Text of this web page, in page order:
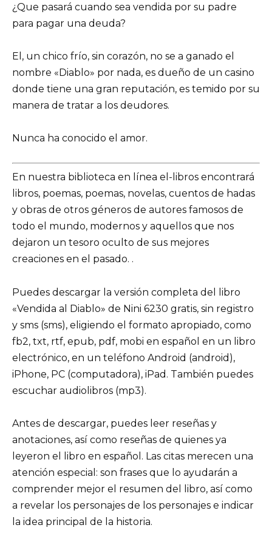
¿Que pasará cuando sea vendida por su padre
para pagar una deuda?
El, un chico frío, sin corazón, no se a ganado el
nombre «Diablo» por nada, es dueño de un casino
donde tiene una gran reputación, es temido por su
manera de tratar a los deudores.
Nunca ha conocido el amor.
En nuestra biblioteca en línea el-libros encontrará
libros, poemas, poemas, novelas, cuentos de hadas
y obras de otros géneros de autores famosos de
todo el mundo, modernos y aquellos que nos
dejaron un tesoro oculto de sus mejores
creaciones en el pasado. .
Puedes descargar la versión completa del libro
«Vendida al Diablo» de Nini 6230 gratis, sin registro
y sms (sms), eligiendo el formato apropiado, como
fb2, txt, rtf, epub, pdf, mobi en español en un libro
electrónico, en un teléfono Android (android),
iPhone, PC (computadora), iPad. También puedes
escuchar audiolibros (mp3).
Antes de descargar, puedes leer reseñas y
anotaciones, así como reseñas de quienes ya
leyeron el libro en español. Las citas merecen una
atención especial: son frases que lo ayudarán a
comprender mejor el resumen del libro, así como
a revelar los personajes de los personajes e indicar
la idea principal de la historia.